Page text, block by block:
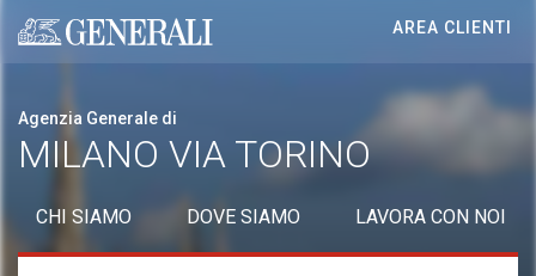
Generali logo
AREA CLIENTI
Agenzia Generale di
MILANO VIA TORINO
CHI SIAMO DOVE SIAMO LAVORA CON NOI